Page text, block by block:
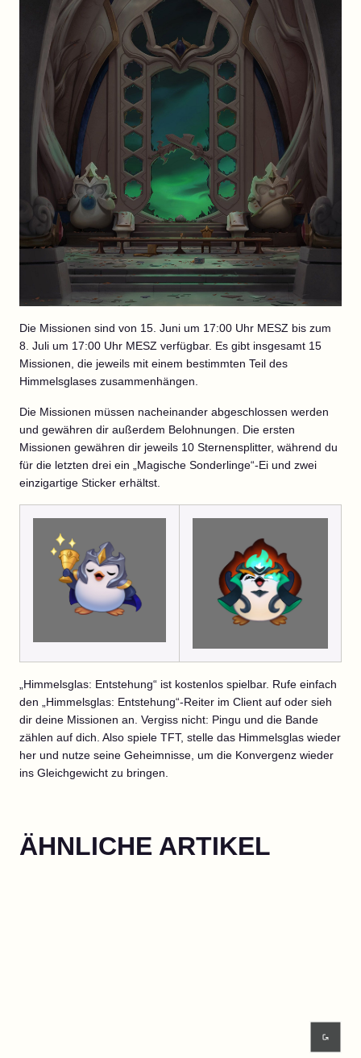
Die Missionen sind von 15. Juni um 17:00 Uhr MESZ bis zum
8. Juli um 17:00 Uhr MESZ verfügbar. Es gibt insgesamt 15
Missionen, die jeweils mit einem bestimmten Teil des
Himmelsglases zusammenhängen.
Die Missionen müssen nacheinander abgeschlossen werden
und gewähren dir außerdem Belohnungen. Die ersten
Missionen gewähren dir jeweils 10 Sternensplitter, während du
für die letzten drei ein „Magische Sonderlinge“-Ei und zwei
einzigartige Sticker erhältst.
„Himmelsglas: Entstehung“ ist kostenlos spielbar. Rufe einfach
den „Himmelsglas: Entstehung“-Reiter im Client auf oder sieh
dir deine Missionen an. Vergiss nicht: Pingu und die Bande
zählen auf dich. Also spiele TFT, stelle das Himmelsglas wieder
her und nutze seine Geheimnisse, um die Konvergenz wieder
ins Gleichgewicht zu bringen.
ÄHNLICHE ARTIKEL